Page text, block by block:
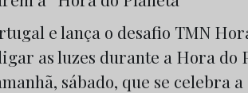
e lança o desafio TMN
as luzes durante a Hora do
sábado, que se celebra